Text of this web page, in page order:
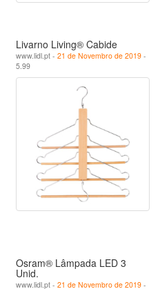
Livarno Living® Cabide
www.lidl.pt - 21 de Novembro de 2019 -
5.99
Osram® Lâmpada LED 3
Unid.
www.lidl.pt - 21 de Novembro de 2019 -